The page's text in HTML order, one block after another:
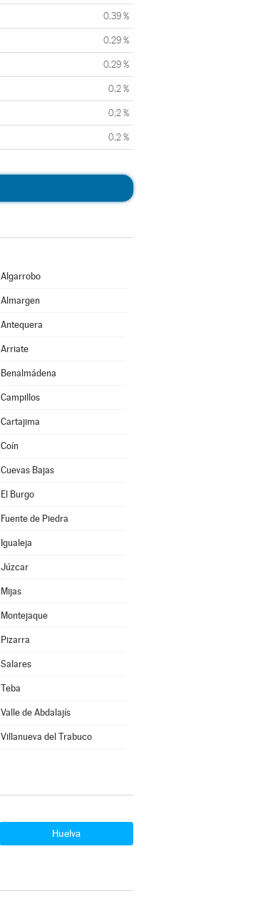
0,39 %
0,29 %
0,29 %
0,2 %
0,2 %
0,2 %
Algarrobo
Almargen
Antequera
Arriate
Benalmádena
Campillos
Cartajima
Coín
Cuevas Bajas
El Burgo
Fuente de Piedra
Igualeja
Júzcar
Mijas
Montejaque
Pizarra
Salares
Teba
Valle de Abdalajís
Villanueva del Trabuco
Huelva